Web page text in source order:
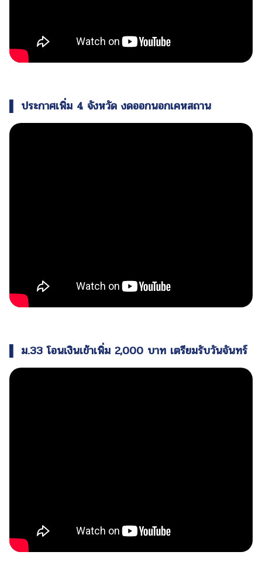
▌ ประกาศเพิ่ม 4 จังหวัด งดออกนอกเคหสถาน
▌ ม.33 โอนเงินเข้าเพิ่ม 2,000 บาท เตรียมรับวันจันทร์